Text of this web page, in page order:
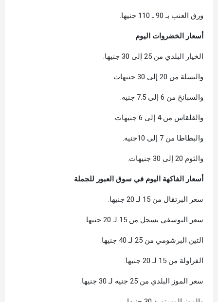
ورق العنب بـ 90 ـ 110 جنيها.
أسعار الخضروات اليوم
الخيار البلدي من 25 إلى 30 جنيها.
والبسلة من 20 إلى 30 جنيهات.
والسبانخ من 6 إلى 7.5 جنيه.
والقلقاس من 4 إلى 6 جنيهات.
والبطاطا من 7 إلى 10جنيه.
والثوم 20 إلى 30 جنيهات.
أسعار الفاكهة اليوم في سوق العبور للجملة
سعر البرتقال من 15 لـ 20 جنيها.
سعر اليوسفي يسجل من 15 لـ 20 جنيها.
التين البرشومي من 25 لـ 40 جنيها.
الفراولة من 15 لـ 20 جنيها.
سعر الموز البلدي من 25 جنيه لـ 30 جنيها.